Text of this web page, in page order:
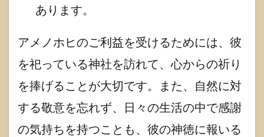
あります。
アメノホヒのご利益を受けるためには、彼
を祀っている神社を訪れて、心からの祈り
を捧げることが大切です。また、自然に対
する敬意を忘れず、日々の生活の中で感謝
の気持ちを持つことも、彼の神徳に報いる